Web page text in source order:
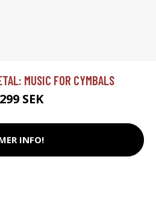
MUSIC FOR CYMBALS
299 SEK
INFO!